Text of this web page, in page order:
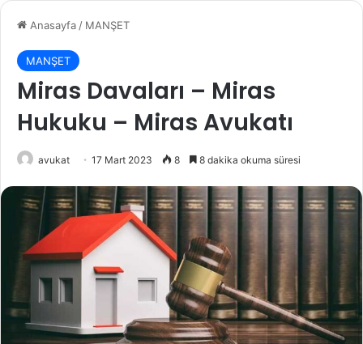
Anasayfa / MANŞET
MANŞET
Miras Davaları – Miras
Hukuku – Miras Avukatı
avukat 17 Mart 2023 8 8 dakika okuma süresi